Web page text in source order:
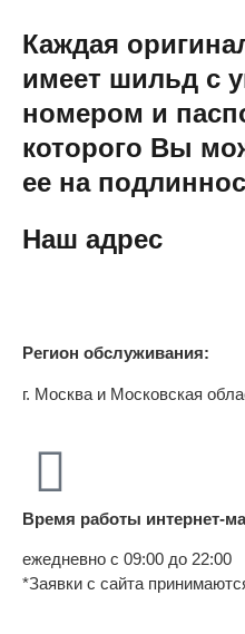
Каждая
имеет шильд с
номером и
которого Вы
ее на
Наш адрес
Регион обслуживания:
г. Москва и Московская
Время работы интернет-
ежедневно с 09:00 до 22:00
*Заявки с сайта